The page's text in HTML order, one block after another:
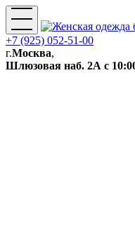
+7 (925) 052-51-00
г.Москва,
Шлюзовая наб. 2А с